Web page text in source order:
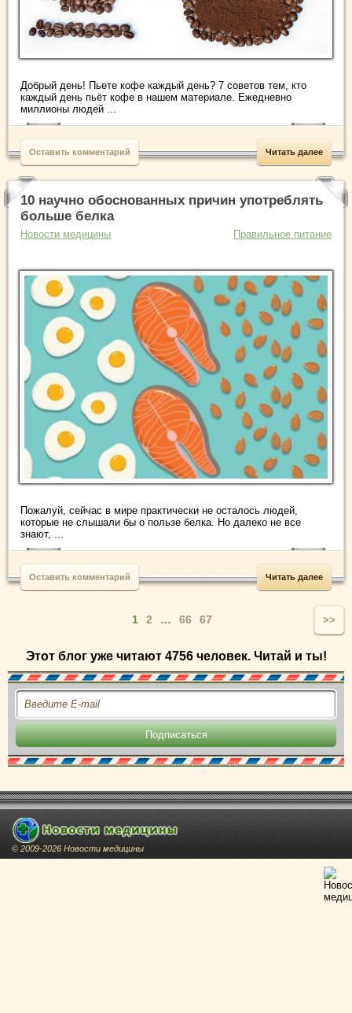
Добрый день! Пьете кофе каждый день? 7 советов тем, кто
каждый день пьёт кофе в нашем материале. Ежедневно
миллионы людей ...
Читать далее
Оставить комментарий
10 научно обоснованных причин употреблять
больше белка
Новости медицины Правильное питание
Пожалуй, сейчас в мире практически не осталось людей,
которые не слышали бы о пользе белка. Но далеко не все
знают, ...
Читать далее
Оставить комментарий
1 2 … 66 67 >>
Этот блог уже читают 4756 человек. Читай и ты!
© 2009-2026 Новости медицины